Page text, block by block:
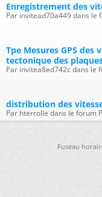
Enregistrement des
Par invitead70a449 dans le
Tpe Mesures GPS des
tectonique des
Par invitea8ed742c dans le
distribution des
Par hterrolle dans le forum
Fuseau